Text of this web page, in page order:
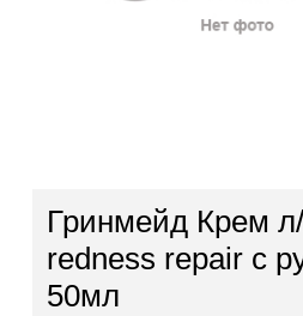
Гринмейд Крем
redness repair с
50мл